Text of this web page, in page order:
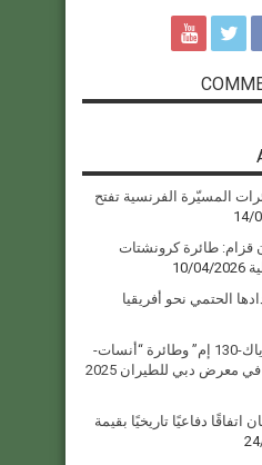
المسيّرة الفرنسية تفتح
14/
2026” بإن قزام: طائرة كرونشتات
10/04/2026
الحتمي نحو أفريقيا
“روستيخ” تطلق طائرة “ياك-130 إم” وطائرة “أنسات-
معرض دبي للطيران 2025
دفاعيًا تاريخيًا بقيمة